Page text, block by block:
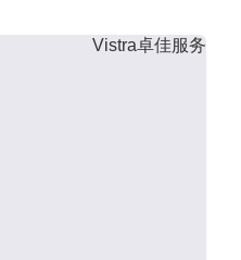
Vistra卓佳服务